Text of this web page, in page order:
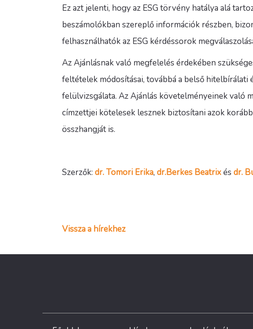
Ez azt jelenti, hogy az ESG törvény hatálya alá
beszámolókban szereplő információk részben,
felhasználhatók az ESG kérdéssorok
Az Ajánlásnak való megfelelés érdekében
feltételek módosításai, továbbá a belső hitelbírálati
felülvizsgálata. Az Ajánlás követelményeinek való
címzettjei kötelesek lesznek biztosítani azok
összhangját is.
Szerzők: dr. Tomori Erika, dr.Berkes Beatrixés dr.
Vissza a hírekhez